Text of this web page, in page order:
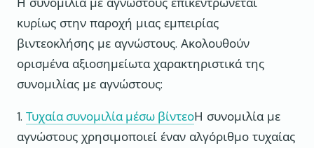
κυρίως στην παροχή μιας εμπειρίας
βιντεοκλήσης με αγνώστους. Ακολουθούν
ορισμένα αξιοσημείωτα χαρακτηριστικά της
συνομιλίας με αγνώστους:
1. Τυχαία συνομιλία μέσω βίντεοΗ συνομιλία με
αγνώστους χρησιμοποιεί έναν αλγόριθμο τυχαίας